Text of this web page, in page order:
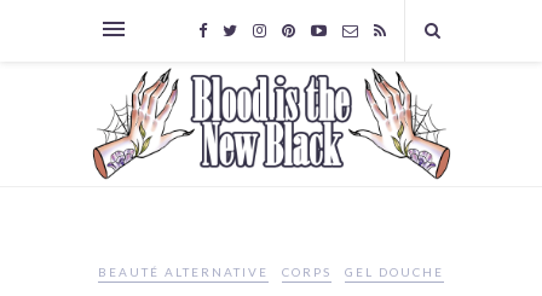
BEAUTÉ ALTERNATIVE CORPS GEL DOUCHE